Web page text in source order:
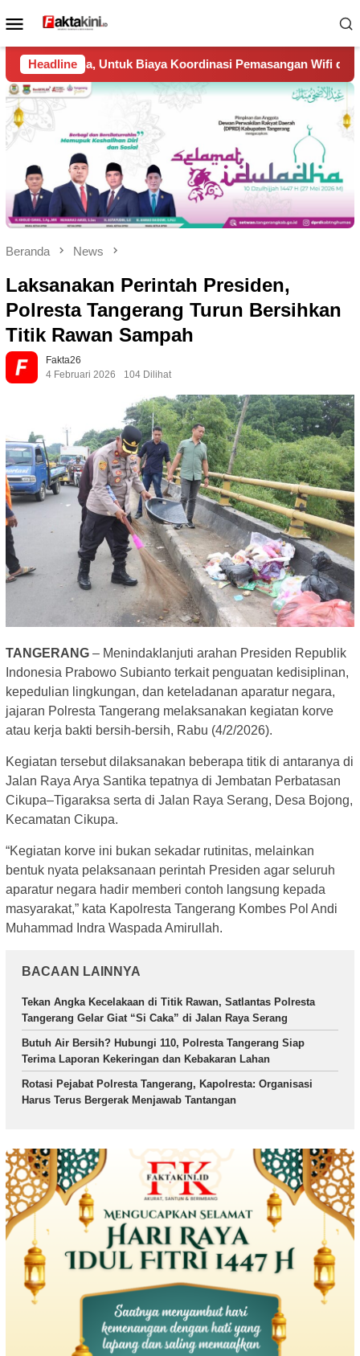
ke
Menu
Mobile
Headline
Pemasangan Wifi di Perumahan Taman Kirana Surya
Beranda News
Laksanakan Perintah Presiden,
Polresta Tangerang Turun Bersihkan
Titik Rawan Sampah
Fakta26
4 Februari 2026
104 Dilihat
TANGERANG – Menindaklanjuti arahan Presiden Republik
Indonesia Prabowo Subianto terkait penguatan kedisiplinan,
kepedulian lingkungan, dan keteladanan aparatur negara,
jajaran Polresta Tangerang melaksanakan kegiatan korve
atau kerja bakti bersih-bersih, Rabu (4/2/2026).
Kegiatan tersebut dilaksanakan beberapa titik di antaranya di
Jalan Raya Arya Santika tepatnya di Jembatan Perbatasan
Cikupa–Tigaraksa serta di Jalan Raya Serang, Desa Bojong,
Kecamatan Cikupa.
“Kegiatan korve ini bukan sekadar rutinitas, melainkan
bentuk nyata pelaksanaan perintah Presiden agar seluruh
aparatur negara hadir memberi contoh langsung kepada
masyarakat,” kata Kapolresta Tangerang Kombes Pol Andi
Muhammad Indra Waspada Amirullah.
BACAAN LAINNYA
Tekan Angka Kecelakaan di Titik Rawan, Satlantas Polresta
Tangerang Gelar Giat “Si Caka” di Jalan Raya Serang
Butuh Air Bersih? Hubungi 110, Polresta Tangerang Siap
Terima Laporan Kekeringan dan Kebakaran Lahan
Rotasi Pejabat Polresta Tangerang, Kapolresta: Organisasi
Harus Terus Bergerak Menjawab Tantangan